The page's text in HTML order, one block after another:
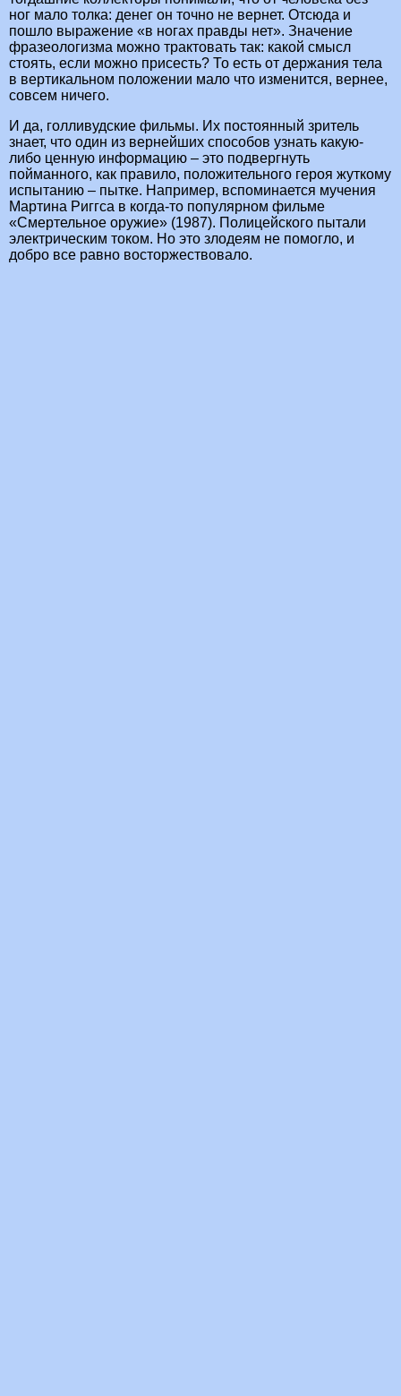
ног мало толка: денег он точно не вернет. Отсюда и
пошло выражение «в ногах правды нет». Значение
фразеологизма можно трактовать так: какой смысл
стоять, если можно присесть? То есть от держания тела
в вертикальном положении мало что изменится, вернее,
совсем ничего.
И да, голливудские фильмы. Их постоянный зритель
знает, что один из вернейших способов узнать какую-
либо ценную информацию – это подвергнуть
пойманного, как правило, положительного героя жуткому
испытанию – пытке. Например, вспоминается мучения
Мартина Риггса в когда-то популярном фильме
«Смертельное оружие» (1987). Полицейского пытали
электрическим током. Но это злодеям не помогло, и
добро все равно восторжествовало.